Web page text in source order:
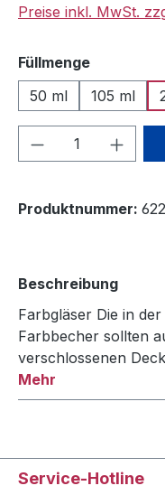
Preise inkl. MwSt.
Füllmengeauswählen
50 ml
105 ml
Produkt
Produktnummer:
Beschreibung
Farbgläser Die in
Farbbecher sollten
verschlossenen
Mehr
Service-Hotline